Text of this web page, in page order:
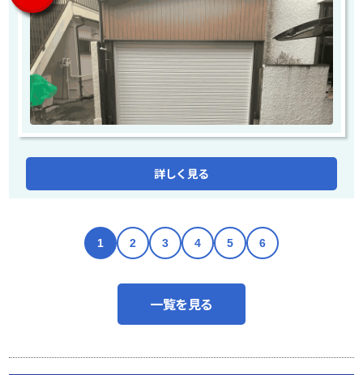
詳しく見る
1 2 3 4 5 6
一覧を見る